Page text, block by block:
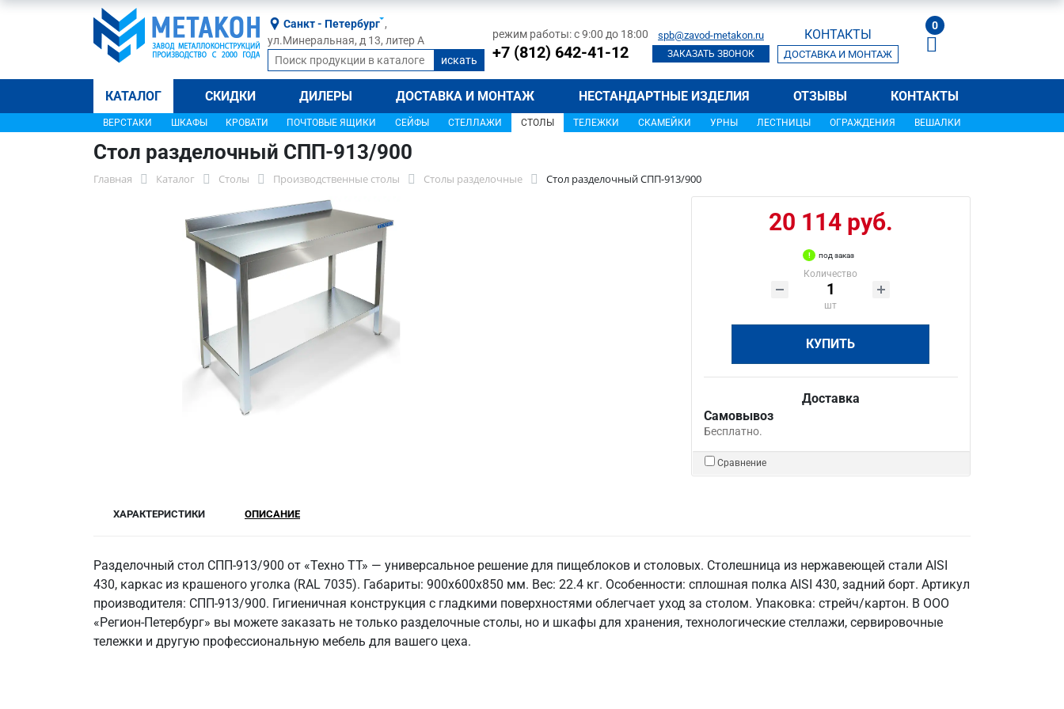
Санкт - Петербург ,
ул.Минеральная, д 13, литер А
режим работы: с 9:00 до 18:00
+7 (812) 642-41-12
spb@zavod-metakon.ru
ЗАКАЗАТЬ ЗВОНОК
КОНТАКТЫ
ДОСТАВКА И МОНТАЖ
0
КАТАЛОГ СКИДКИ ДИЛЕРЫ ДОСТАВКА И МОНТАЖ НЕСТАНДАРТНЫЕ ИЗДЕЛИЯ ОТЗЫВЫ КОНТАКТЫ
ВЕРСТАКИ ШКАФЫ КРОВАТИ ПОЧТОВЫЕ ЯЩИКИ СЕЙФЫ СТЕЛЛАЖИ СТОЛЫ ТЕЛЕЖКИ СКАМЕЙКИ УРНЫ ЛЕСТНИЦЫ ОГРАЖДЕНИЯ ВЕШАЛКИ
Стол разделочный СПП-913/900
Главная Каталог Столы Производственные столы Столы разделочные Стол разделочный СПП-913/900
20 114 руб.
под заказ
Количество
шт
КУПИТЬ
Доставка
Самовывоз
Бесплатно.
Сравнение
ХАРАКТЕРИСТИКИ ОПИСАНИЕ
Разделочный стол СПП-913/900 от «Техно ТТ» — универсальное решение для пищеблоков и столовых. Столешница из нержавеющей стали AISI
430, каркас из крашеного уголка (RAL 7035). Габариты: 900x600x850 мм. Вес: 22.4 кг. Особенности: сплошная полка AISI 430, задний борт. Артикул
производителя: СПП-913/900. Гигиеничная конструкция с гладкими поверхностями облегчает уход за столом. Упаковка: стрейч/картон. В ООО
«Регион-Петербург» вы можете заказать не только разделочные столы, но и шкафы для хранения, технологические стеллажи, сервировочные
тележки и другую профессиональную мебель для вашего цеха.